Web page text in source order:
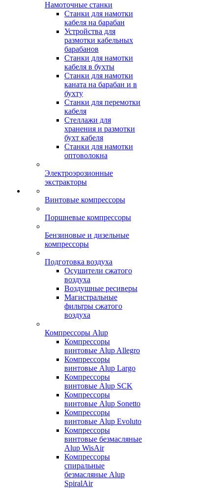
Намоточные станки
Станки для намотки
кабеля на барабан
Устройства для
размотки кабельных
барабанов
Станки для намотки
кабеля в бухты
Станки для намотки
каната на барабан и в
бухту
Станки для перемотки
кабеля
Стеллажи для
хранения и размотки
бухт кабеля
Станки для намотки
оптоволокна
Электроэрозионные
экстракторы
Винтовые компрессоры
Поршневые компрессоры
Бензиновые и дизельные
компрессоры
Подготовка воздуха
Осушители сжатого
воздуха
Воздушные ресиверы
Магистральные
фильтры сжатого
воздуха
Компрессоры Alup
Компрессоры
винтовые Alup Allegro
Компрессоры
винтовые Alup Largo
Компрессоры
винтовые Alup SCK
Компрессоры
винтовые Alup Sonetto
Компрессоры
винтовые Alup Evoluto
Компрессоры
винтовые безмасляные
Alup WisAir
Компрессоры
спиральные
безмасляные Alup
SpiralAir